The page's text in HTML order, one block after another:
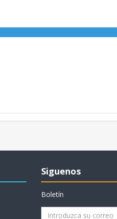
Siguenos
Boletín